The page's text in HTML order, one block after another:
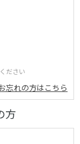
ださい
忘れの方はこちら
方